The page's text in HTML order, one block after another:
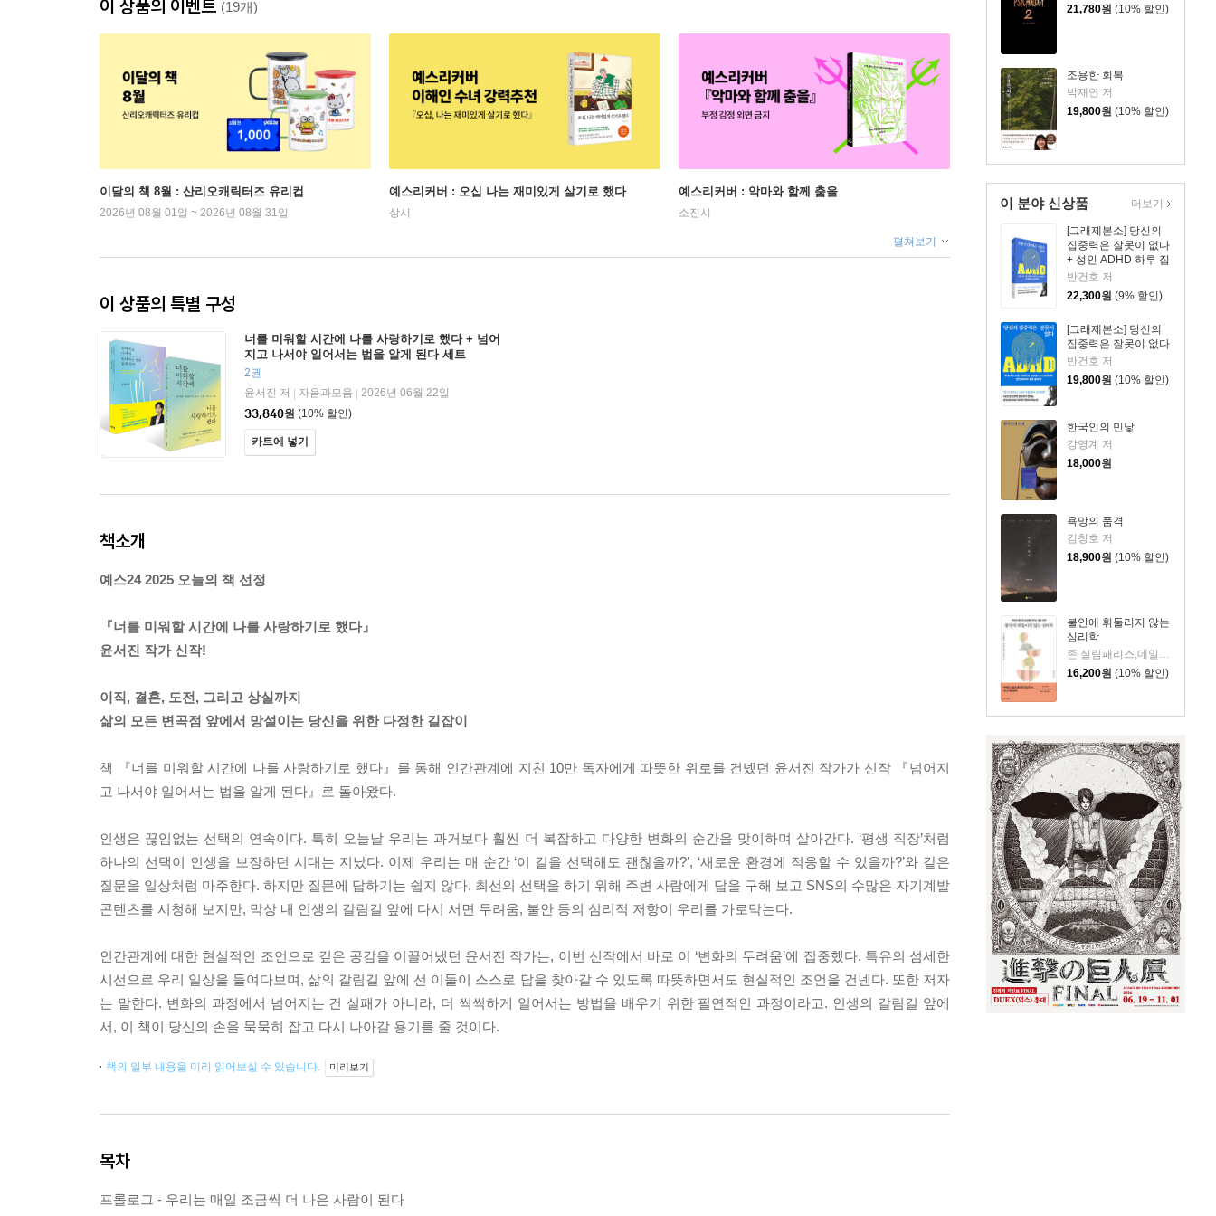
21,780원 (10% 할인)
조용한 회복
박재연 저
19,800원 (10% 할인)
이 분야 신상품
[그래제본소] 당신의
집중력은 잘못이 없다
+ 성인 ADHD 하루 집
중 리마인더 킷
반건호 저
22,300원 (9% 할인)
[그래제본소] 당신의
집중력은 잘못이 없다
반건호 저
19,800원 (10% 할인)
한국인의 민낯
강영계 저
18,000원
욕망의 품격
김창호 저
18,900원 (10% 할인)
불안에 휘둘리지 않는
심리학
16,200원 (10% 할인)
더보기
이 상품의 이벤트 (19개)
이달의 책 8월 : 산리오캐릭터즈 유리컵
2026년 08월 01일 ~ 2026년 08월 31일
예스리커버 : 오십 나는 재미있게 살기로 했다
상시
예스리커버 : 악마와 함께 춤을
소진시
펼쳐보기
이 상품의 특별 구성
너를 미워할 시간에 나를 사랑하기로 했다 + 넘어
지고 나서야 일어서는 법을 알게 된다 세트
2권
윤서진 저
자음과모음
2026년 06월 22일
33,840원 (10% 할인)
카트에 넣기
책소개
예스24 2025 오늘의 책 선정
『너를 미워할 시간에 나를 사랑하기로 했다』
윤서진 작가 신작!
이직, 결혼, 도전, 그리고 상실까지
삶의 모든 변곡점 앞에서 망설이는 당신을 위한 다정한 길잡이
책 『너를 미워할 시간에 나를 사랑하기로 했다』를 통해 인간관계에 지친 10만 독자에게 따뜻한 위로를 건넸던 윤서진 작가가 신작 『넘어지
고 나서야 일어서는 법을 알게 된다』로 돌아왔다.
인생은 끊임없는 선택의 연속이다. 특히 오늘날 우리는 과거보다 훨씬 더 복잡하고 다양한 변화의 순간을 맞이하며 살아간다. ‘평생 직장’처럼
하나의 선택이 인생을 보장하던 시대는 지났다. 이제 우리는 매 순간 ‘이 길을 선택해도 괜찮을까?’, ‘새로운 환경에 적응할 수 있을까?’와 같은
질문을 일상처럼 마주한다. 하지만 질문에 답하기는 쉽지 않다. 최선의 선택을 하기 위해 주변 사람에게 답을 구해 보고 SNS의 수많은 자기계발
콘텐츠를 시청해 보지만, 막상 내 인생의 갈림길 앞에 다시 서면 두려움, 불안 등의 심리적 저항이 우리를 가로막는다.
인간관계에 대한 현실적인 조언으로 깊은 공감을 이끌어냈던 윤서진 작가는, 이번 신작에서 바로 이 ‘변화의 두려움’에 집중했다. 특유의 섬세한
시선으로 우리 일상을 들여다보며, 삶의 갈림길 앞에 선 이들이 스스로 답을 찾아갈 수 있도록 따뜻하면서도 현실적인 조언을 건넨다. 또한 저자
는 말한다. 변화의 과정에서 넘어지는 건 실패가 아니라, 더 씩씩하게 일어서는 방법을 배우기 위한 필연적인 과정이라고. 인생의 갈림길 앞에
서, 이 책이 당신의 손을 묵묵히 잡고 다시 나아갈 용기를 줄 것이다.
책의 일부 내용을 미리 읽어보실 수 있습니다. 미리보기
목차
프롤로그 - 우리는 매일 조금씩 더 나은 사람이 된다